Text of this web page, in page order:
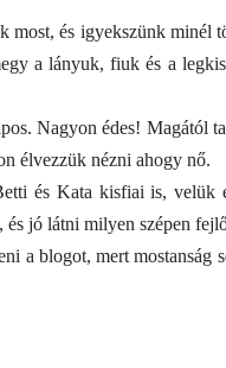
most, és igyekszünk minél
a lányuk, fiuk és a
Nagyon édes! Magától
élvezzük nézni ahogy nő.
és Kata kisfiai is,
jó látni milyen szépen
a blogot, mert